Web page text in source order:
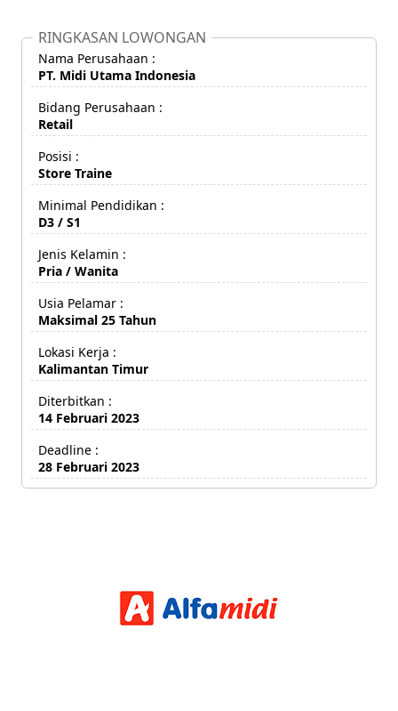
RINGKASAN LOWONGAN
Nama Perusahaan :
PT. Midi Utama Indonesia
Bidang Perusahaan :
Retail
Posisi :
Store Traine
Minimal Pendidikan :
D3 / S1
Jenis Kelamin :
Pria / Wanita
Usia Pelamar :
Maksimal 25 Tahun
Lokasi Kerja :
Kalimantan Timur
Diterbitkan :
14 Februari 2023
Deadline :
28 Februari 2023